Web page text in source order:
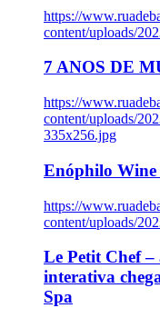
https://
content/uploads/
7 ANOS DE
https://
content/uploads/
335x256.jpg
Enóphilo Wine
https://
content/uploads/
Le Petit Chef –
interativa
Spa